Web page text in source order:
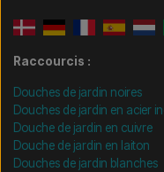
Raccourcis :
Douches de jardin noires
Douches de jardin en acier
Douche de jardin en cuivre
Douche de jardin en laiton
Douches de jardin blanches